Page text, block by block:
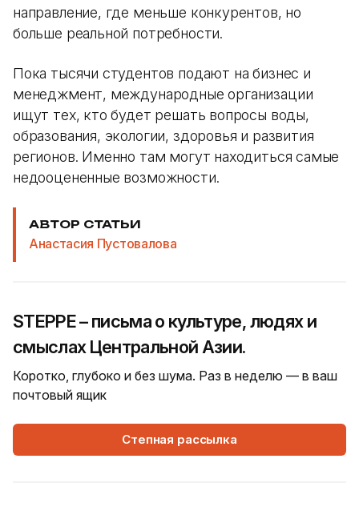
направление, где меньше конкурентов, но
больше реальной потребности.
Пока тысячи студентов подают на бизнес и
менеджмент, международные организации
ищут тех, кто будет решать вопросы воды,
образования, экологии, здоровья и развития
регионов. Именно там могут находиться самые
недооцененные возможности.
АВТОР СТАТЬИ
Анастасия Пустовалова
STEPPE – письма о культуре, людях и
смыслах Центральной Азии.
Коротко, глубоко и без шума. Раз в неделю — в ваш
почтовый ящик
Степная рассылка